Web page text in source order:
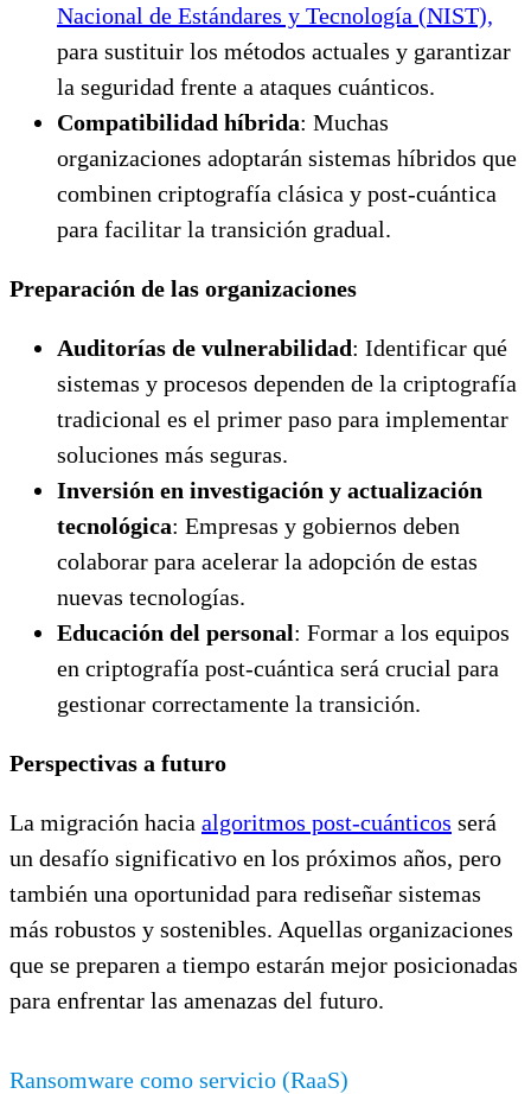
Nacional de Estándares y Tecnología (NIST),
para sustituir los métodos actuales y garantizar
la seguridad frente a ataques cuánticos.
Compatibilidad híbrida: Muchas
organizaciones adoptarán sistemas híbridos que
combinen criptografía clásica y post-cuántica
para facilitar la transición gradual.
Preparación de las organizaciones
Auditorías de vulnerabilidad: Identificar qué
sistemas y procesos dependen de la criptografía
tradicional es el primer paso para implementar
soluciones más seguras.
Inversión en investigación y actualización
tecnológica: Empresas y gobiernos deben
colaborar para acelerar la adopción de estas
nuevas tecnologías.
Educación del personal: Formar a los equipos
en criptografía post-cuántica será crucial para
gestionar correctamente la transición.
Perspectivas a futuro
La migración hacia algoritmos post-cuánticos será
un desafío significativo en los próximos años, pero
también una oportunidad para rediseñar sistemas
más robustos y sostenibles. Aquellas organizaciones
que se preparen a tiempo estarán mejor posicionadas
para enfrentar las amenazas del futuro.
Ransomware como servicio (RaaS)